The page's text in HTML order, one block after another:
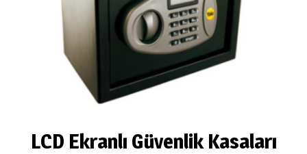
LCD Ekranlı Güvenlik Kasaları